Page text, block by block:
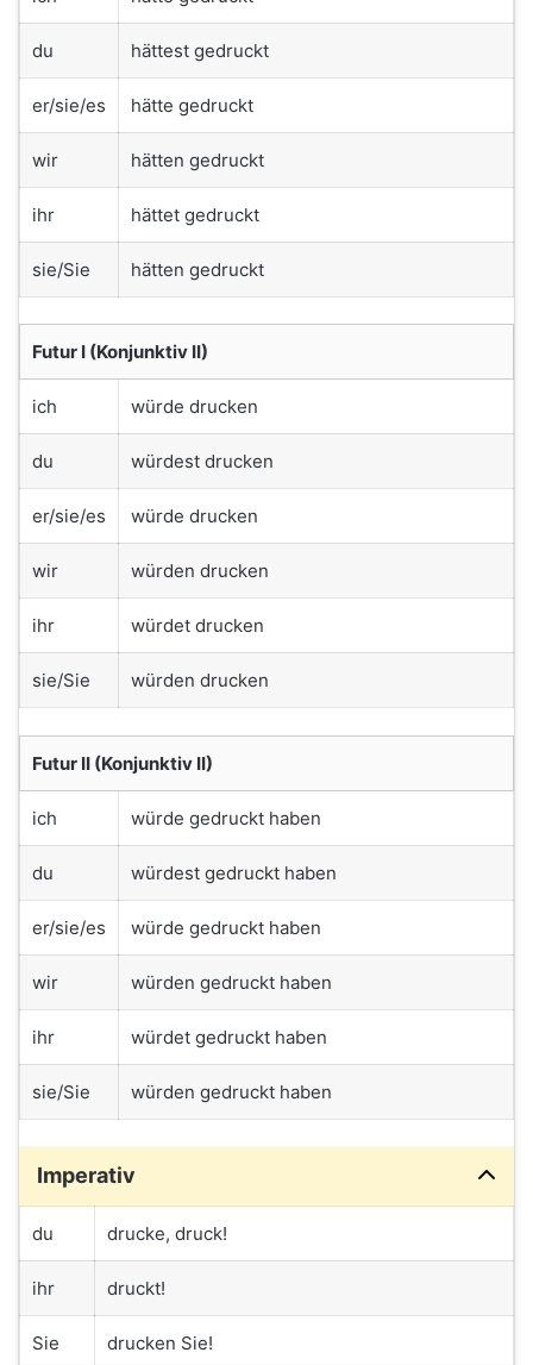
du hättest gedruckt
er/sie/es hätte gedruckt
wir hätten gedruckt
ihr hättet gedruckt
sie/Sie hätten gedruckt
Futur I (Konjunktiv II)
ich würde drucken
du würdest drucken
er/sie/es würde drucken
wir würden drucken
ihr würdet drucken
sie/Sie würden drucken
Futur II (Konjunktiv II)
ich würde gedruckt haben
du würdest gedruckt haben
er/sie/es würde gedruckt haben
wir würden gedruckt haben
ihr würdet gedruckt haben
sie/Sie würden gedruckt haben
Imperativ
du drucke, druck!
ihr druckt!
Sie drucken Sie!